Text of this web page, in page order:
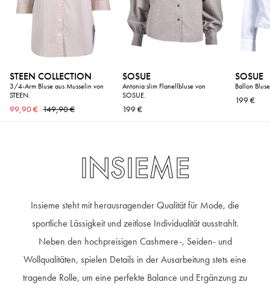
STEEN COLLECTION
3/4-Arm Bluse aus Musselin von
STEEN.
99,90 € 149,90 €
SOSUE
Antonia slim Flanellbluse von
SOSUE.
199 €
SOSUE
Ballon
199 €
INSIEME
Insieme steht mit herausragender Qualität für Mode, die
sportliche Lässigkeit und zeitlose Individualität ausstrahlt.
Neben den hochpreisigen Cashmere-, Seiden- und
Wollqualitäten, spielen Details in der Ausarbeitung stets eine
tragende Rolle, um eine perfekte Balance und Ergänzung zu